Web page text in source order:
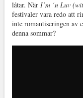
låtar. När I’m ‘n Luv
festivaler vara redo att
inte romantiseringen av
denna sommar?